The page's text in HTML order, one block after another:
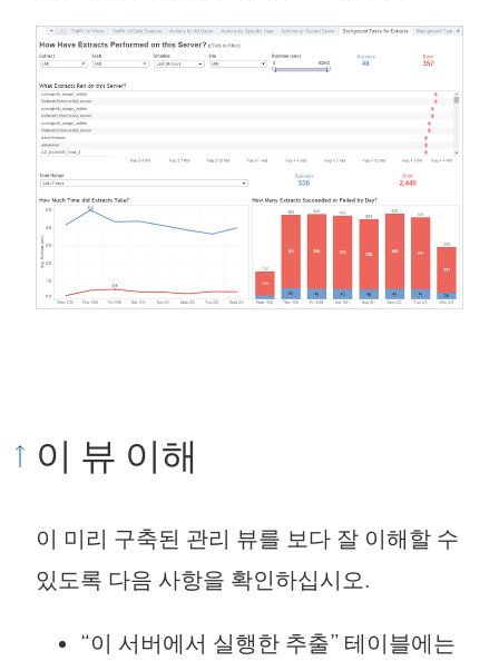
이 뷰 이해
이 미리 구축된 관리 뷰를 보다 잘 이해할 수
있도록 다음 사항을 확인하십시오.
“이 서버에서 실행한 추출” 테이블에는